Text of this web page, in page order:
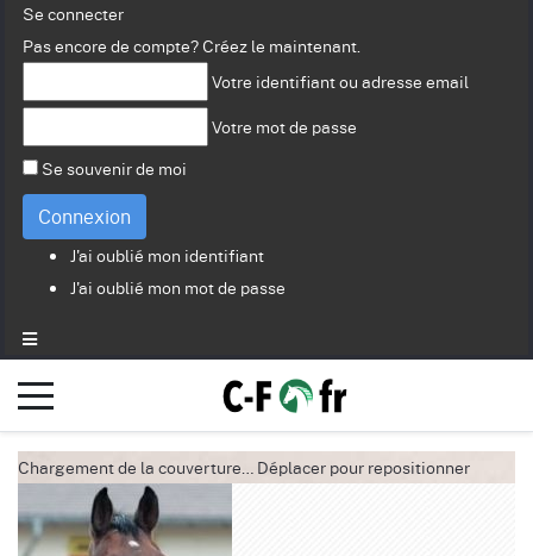
Se connecter
Pas encore de compte? Créez le maintenant.
Votre identifiant ou adresse email
Votre mot de passe
Se souvenir de moi
Connexion
J'ai oublié mon identifiant
J'ai oublié mon mot de passe
Chargement de la couverture… Déplacer pour repositionner